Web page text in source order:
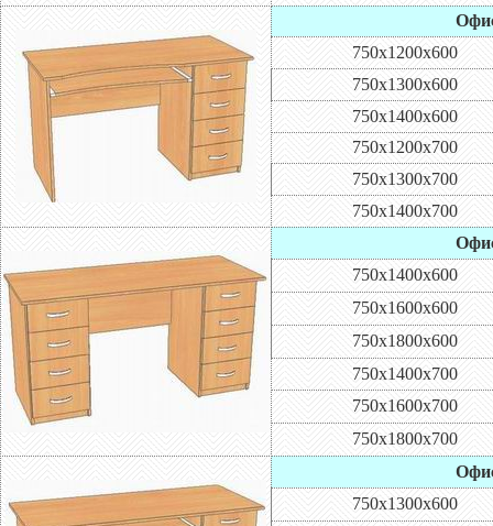
750х1200х600
750х1300х600
750х1400х600
750х1200х700
750х1300х700
750х1400х700
750х1400х600
750х1600х600
750х1800х600
750х1400х700
750х1600х700
750х1800х700
750х1300х600